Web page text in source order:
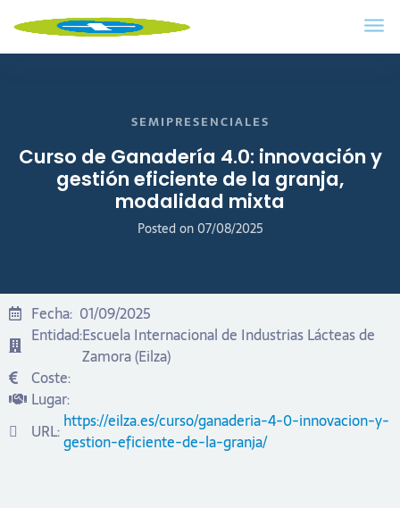
SEMIPRESENCIALES
Curso de Ganadería 4.0: innovación y
gestión eficiente de la granja,
modalidad mixta
Posted on07/08/2025
Fecha: 01/09/2025
Entidad:Escuela Internacional de Industrias Lácteas de
Zamora (Eilza)
Coste:
Lugar:
URL:https://eilza.es/curso/ganaderia-4-0-innovacion-y-
gestion-eficiente-de-la-granja/